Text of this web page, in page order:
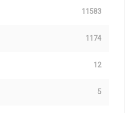
11583
1174
12
5